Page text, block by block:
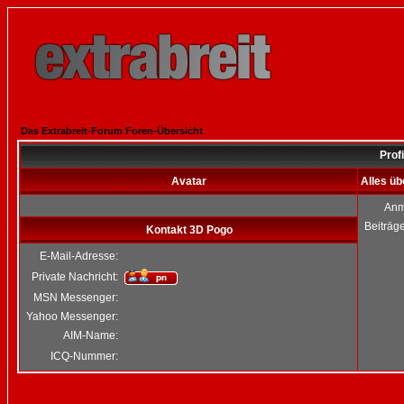
Das Extrabreit-Forum Foren-Übersicht
Avatar Alles
Kontakt 3D Pogo
E-Mail-Adresse:
Private Nachricht:
MSN Messenger:
Yahoo Messenger:
AIM-Name:
ICQ-Nummer: